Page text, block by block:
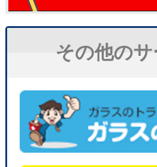
その他の